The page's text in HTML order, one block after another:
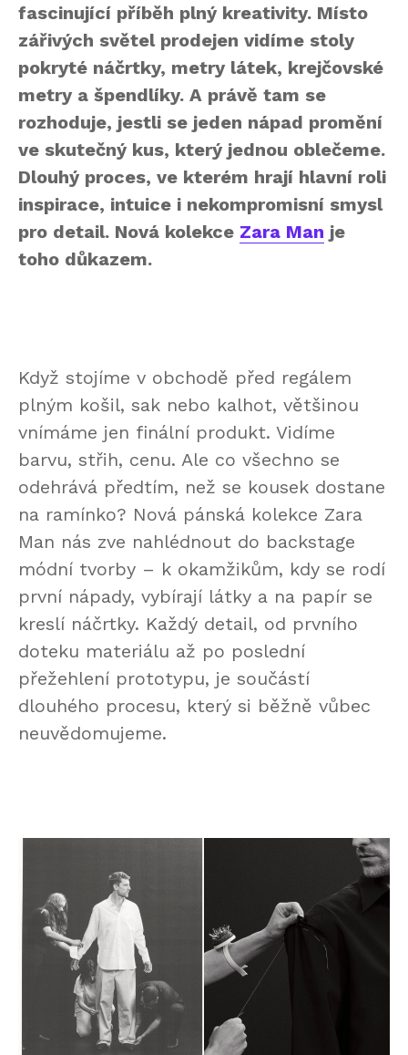
fascinující příběh plný kreativity. Místo
zářivých světel prodejen vidíme stoly
pokryté náčrtky, metry látek, krejčovské
metry a špendlíky. A právě tam se
rozhoduje, jestli se jeden nápad promění
ve skutečný kus, který jednou oblečeme.
Dlouhý proces, ve kterém hrají hlavní roli
inspirace, intuice i nekompromisní smysl
pro detail. Nová kolekce Zara Man je
toho důkazem.
Když stojíme v obchodě před regálem
plným košil, sak nebo kalhot, většinou
vnímáme jen finální produkt. Vidíme
barvu, střih, cenu. Ale co všechno se
odehrává předtím, než se kousek dostane
na ramínko? Nová pánská kolekce Zara
Man nás zve nahlédnout do backstage
módní tvorby – k okamžikům, kdy se rodí
první nápady, vybírají látky a na papír se
kreslí náčrtky. Každý detail, od prvního
doteku materiálu až po poslední
přežehlení prototypu, je součástí
dlouhého procesu, který si běžně vůbec
neuvědomujeme.